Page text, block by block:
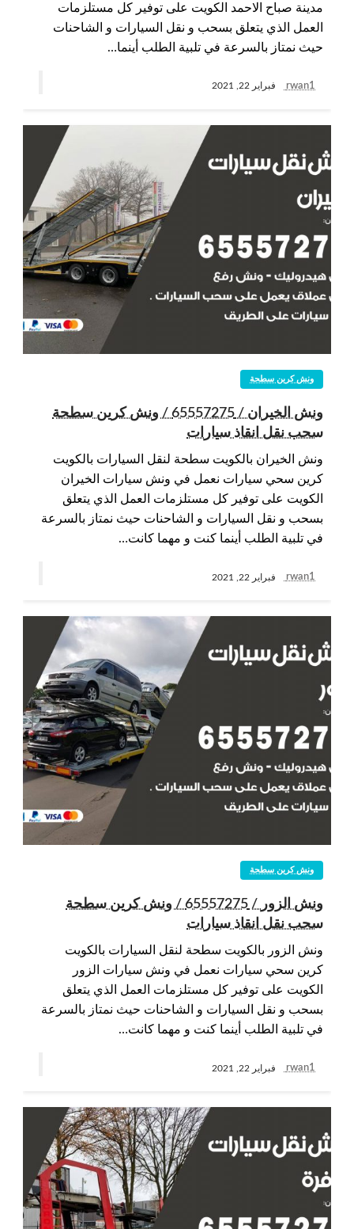
مدينة صباح الاحمد الكويت على توفير كل مستلزمات
العمل الذي يتعلق بسحب و نقل السيارات و الشاحنات
حيث نمتاز بالسرعة في تلبية الطلب أينما…
rwan1 فبراير 22, 2021
ونش كرين سطحة
ونش الخيران / 65557275 / ونش كرين سطحة
سحب نقل انقاذ سيارات
ونش الخيران بالكويت سطحة لنقل السيارات بالكويت
كرين سحي سيارات نعمل في ونش سيارات الخيران
الكويت على توفير كل مستلزمات العمل الذي يتعلق
بسحب و نقل السيارات و الشاحنات حيث نمتاز بالسرعة
في تلبية الطلب أينما كنت و مهما كانت…
rwan1 فبراير 22, 2021
ونش كرين سطحة
ونش الزور / 65557275 / ونش كرين سطحة
سحب نقل انقاذ سيارات
ونش الزور بالكويت سطحة لنقل السيارات بالكويت
كرين سحي سيارات نعمل في ونش سيارات الزور
الكويت على توفير كل مستلزمات العمل الذي يتعلق
بسحب و نقل السيارات و الشاحنات حيث نمتاز بالسرعة
في تلبية الطلب أينما كنت و مهما كانت…
rwan1 فبراير 22, 2021